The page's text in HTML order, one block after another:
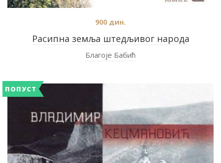
Расипна земља штедљивог народа
900 дин.
Благоје Бабић
ПОПУСТ